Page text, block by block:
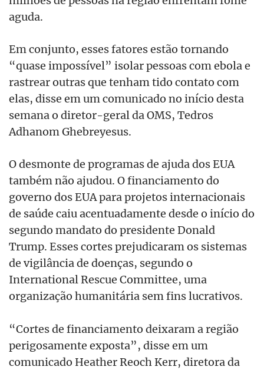
aguda.
Em conjunto, esses fatores estão tornando
“quase impossível” isolar pessoas com ebola e
rastrear outras que tenham tido contato com
elas, disse em um comunicado no início desta
semana o diretor-geral da OMS, Tedros
Adhanom Ghebreyesus.
O desmonte de programas de ajuda dos EUA
também não ajudou. O financiamento do
governo dos EUA para projetos internacionais
de saúde caiu acentuadamente desde o início do
segundo mandato do presidente Donald
Trump. Esses cortes prejudicaram os sistemas
de vigilância de doenças, segundo o
International Rescue Committee, uma
organização humanitária sem fins lucrativos.
“Cortes de financiamento deixaram a região
perigosamente exposta”, disse em um
comunicado Heather Reoch Kerr, diretora da